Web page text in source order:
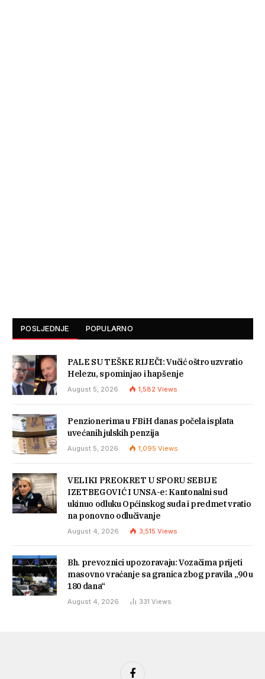
POSLJEDNJE POPULARNO
PALE SU TEŠKE RIJEČI: Vučić oštro uzvratio
Helezu, spominjao i hapšenje
August 5, 2026 1,582 Views
Penzionerima u FBiH danas počela isplata
uvećanih julskih penzija
August 5, 2026 1,095 Views
VELIKI PREOKRET U SPORU SEBIJE
IZETBEGOVIĆ I UNSA-e: Kantonalni sud
ukinuo odluku Općinskog suda i predmet vratio
na ponovno odlučivanje
August 4, 2026 3,515 Views
Bh. prevoznici upozoravaju: Vozačima prijeti
masovno vraćanje sa granica zbog pravila „90 u
180 dana“
August 4, 2026 331 Views